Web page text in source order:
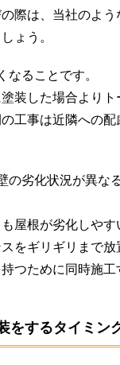
際は、当社のよ
ょう。
なることです。
装した場合より
工事は近隣への配
の劣化状況が異な
屋根が劣化しやす
をギリギリまで
つために同時施工
をするタイミン